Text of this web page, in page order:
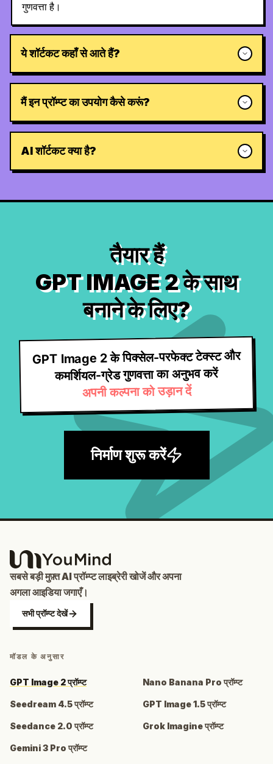
गुणवत्ता है।
ये शॉर्टकट कहाँ से आते हैं?
मैं इन प्रॉम्प्ट का उपयोग कैसे करूं?
AI शॉर्टकट क्या है?
तैयार हैं
GPT IMAGE 2 के साथ
बनाने के लिए?
GPT Image 2 के पिक्सेल-परफेक्ट टेक्स्ट और
कमर्शियल-ग्रेड गुणवत्ता का अनुभव करें
अपनी कल्पना को उड़ान दें
निर्माण शुरू करें
सबसे बड़ी मुफ़्त AI प्रॉम्प्ट लाइब्रेरी खोजें और अपना
अगला आइडिया जगाएँ।
सभी प्रॉम्प्ट देखें
मॉडल के अनुसार
GPT Image 2 प्रॉम्प्ट Nano Banana Pro प्रॉम्प्ट
Seedream 4.5 प्रॉम्प्ट GPT Image 1.5 प्रॉम्प्ट
Seedance 2.0 प्रॉम्प्ट Grok Imagine प्रॉम्प्ट
Gemini 3 Pro प्रॉम्प्ट